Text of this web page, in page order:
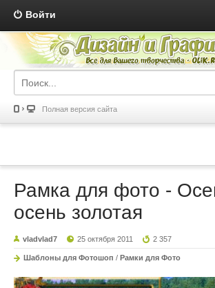
Войти
Полная версия сайта
Рамка для фото -
осень золотая
vladvlad7 25 октября 2011 2 357
Шаблоны для Фотошоп / Рамки для Фото